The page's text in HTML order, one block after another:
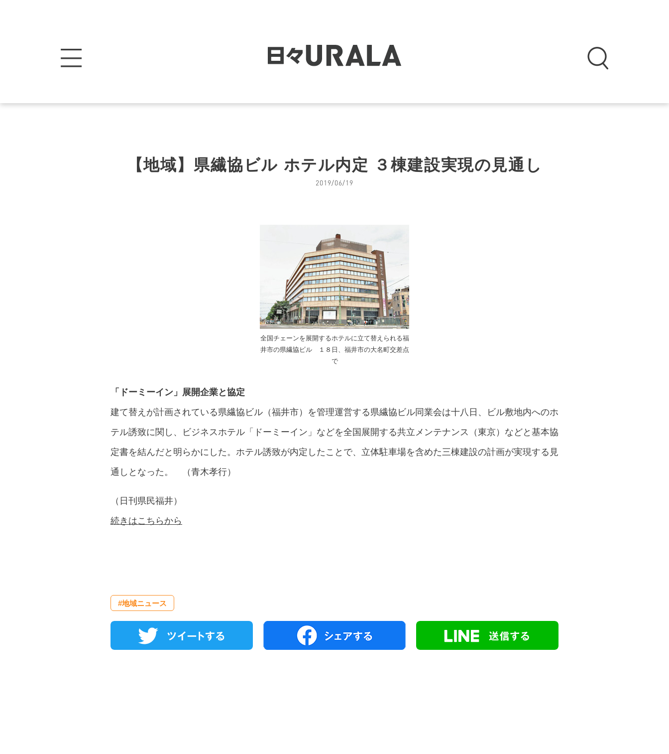
【地域】県繊協ビル ホテル内定 ３棟建設実現の見通し
2019/06/19
全国チェーンを展開するホテルに立て替えられる福
井市の県繊協ビル １８日、福井市の大名町交差点
で
「ドーミーイン」展開企業と協定
建て替えが計画されている県繊協ビル（福井市）を管理運営する県繊協ビル同業会は十八日、ビル敷地内へのホ
テル誘致に関し、ビジネスホテル「ドーミーイン」などを全国展開する共立メンテナンス（東京）などと基本協
定書を結んだと明らかにした。ホテル誘致が内定したことで、立体駐車場を含めた三棟建設の計画が実現する見
通しとなった。 （青木孝行）
（日刊県民福井）
続きはこちらから
#地域ニュース